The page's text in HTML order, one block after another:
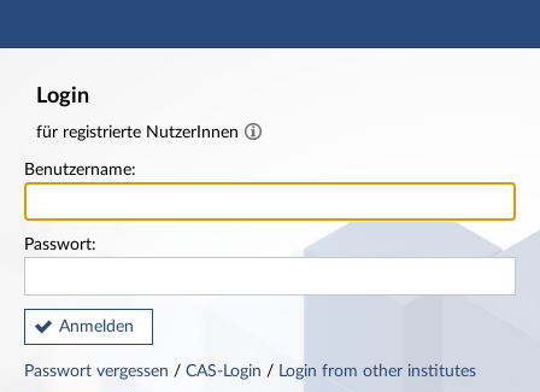
Hauptnavigation
Login
für registrierte NutzerInnen
Benutzername:
Passwort:
Anmelden
Passwort vergessen / CAS-Login / Login from other institutes